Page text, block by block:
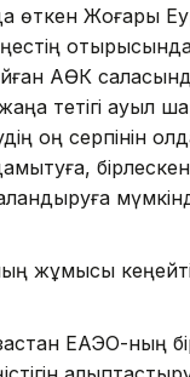
өткен Жоғары
АӨК
тетігі ауыл
оң серпінін
жұмысы
ЕАЭО-ның